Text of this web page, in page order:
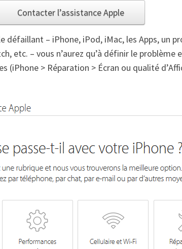
Contacter l’assistance Apple
défaillant – iPhone, iPod, iMac, les Apps, un
etc. – vous n’aurez qu’à définir le problème
(iPhone > Réparation > Écran ou qualité